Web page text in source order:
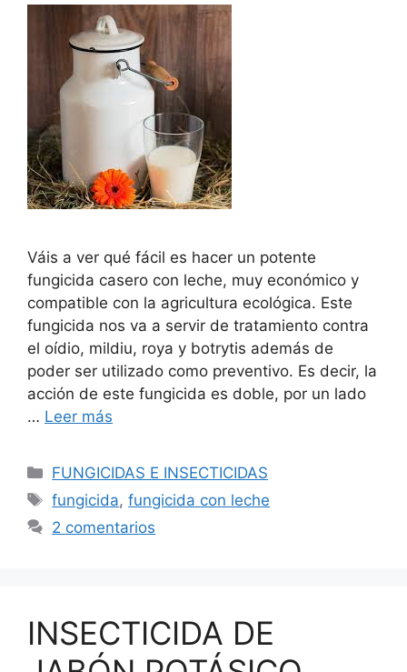
Váis a ver qué fácil es hacer un potente
fungicida casero con leche, muy económico y
compatible con la agricultura ecológica. Este
fungicida nos va a servir de tratamiento contra
el oídio, mildiu, roya y botrytis además de
poder ser utilizado como preventivo. Es decir, la
acción de este fungicida es doble, por un lado
… Leer más
Categorías
FUNGICIDAS E INSECTICIDAS
Etiquetas
fungicida,fungicida con leche
2 comentarios
INSECTICIDA DE